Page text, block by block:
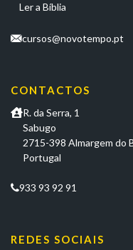
Ler a Bíblia
cursos@novotempo.pt
CONTACTOS
R. da Serra, 1
Sabugo
2715-398 Almargem do
Portugal
933 93 92 91
REDES SOCIAIS